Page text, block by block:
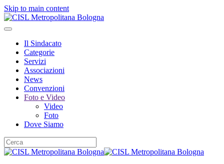
Skip to main content
Il Sindacato
Categorie
Servizi
Associazioni
News
Convenzioni
Foto e Video
Video
Foto
Dove Siamo